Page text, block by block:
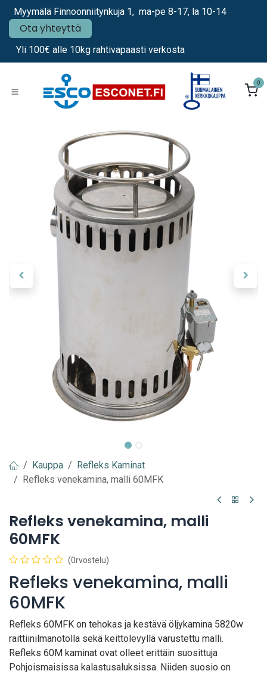
Siirry sisältöön
Myymälä Finnoonniitynkuja 1, ma-pe 8-17, la 10-14
Ota yhteyttä
Yli 100€ alle 10kg rahtivapaasti verkosta
0
Kauppa
Refleks Kaminat
Refleks venekamina, malli 60MFK
Refleks venekamina, malli
60MFK
(0rvostelu)
Refleks venekamina, malli
60MFK
Refleks 60MFK on tehokas ja kestävä öljykamina 5820w
raittiinilmanotolla sekä keittolevyllä varustettu malli.
Refleks 60M kaminat ovat olleet erittäin suosittuja
Pohjoismaisissa kalastusaluksissa. Niiden suosio on